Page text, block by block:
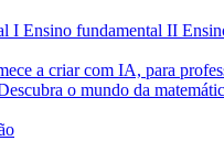
I Ensino fundamental II
a criar com IA, para
o mundo da